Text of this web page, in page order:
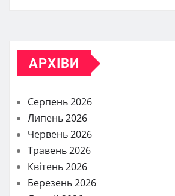
АРХІВИ
Серпень 2026
Липень 2026
Червень 2026
Травень 2026
Квітень 2026
Березень 2026